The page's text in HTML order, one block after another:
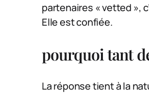
partenaires « vetted »,
Elle est confiée.
pourquoi tant
La réponse tient à la